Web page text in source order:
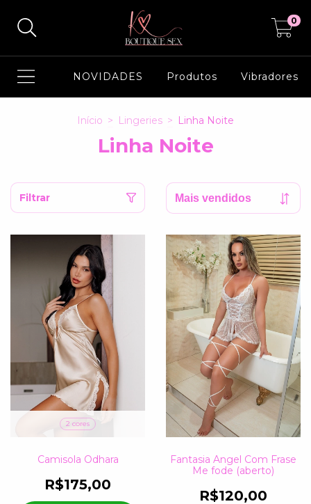
0
NOVIDADES Produtos Vibradores
Início > Lingeries > Linha Noite
Linha Noite
Filtrar
2 cores
Camisola Odhara
R$175,00
Fantasia Angel Com Frase
Me fode (aberto)
R$120,00